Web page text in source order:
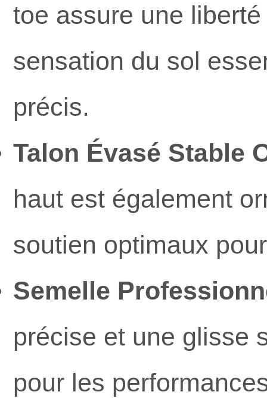
toe assure une
sensation du sol
précis.
Talon Évasé Stable
haut est également
soutien optimaux
Semelle
précise et une glisse
pour les